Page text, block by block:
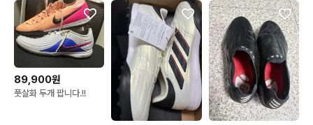
89,900원
풋살화 두개 팝니다.!!